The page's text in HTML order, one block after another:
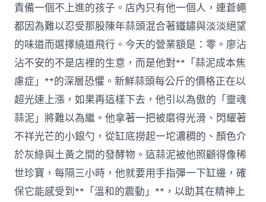
責備一個不上進的孩子。店內只有他一個人，連蒼蠅
都因為難以忍受那股陳年蒜頭混合著鐵鏽與淡淡絕望
的味道而選擇繞道飛行。今天的營業額是：零。廖沾
沾不安的不是店裡的生意，而是他對**「蒜泥成本焦
慮症」**的深層恐懼。新鮮蒜頭每公斤的價格正在以
超光速上漲，如果再這樣下去，他引以為傲的「靈魂
蒜泥」將難以為繼。他拿著一把被磨得光滑、閃耀著
不祥光芒的小銀勺，從缸底撈起一坨濃稠的、顏色介
於灰綠與土黃之間的發酵物。這蒜泥被他照顧得像稀
世珍寶，每隔三小時，他就要用手指彈一下缸邊，確
保它能感受到**「溫和的震動」**，以助其在精神上